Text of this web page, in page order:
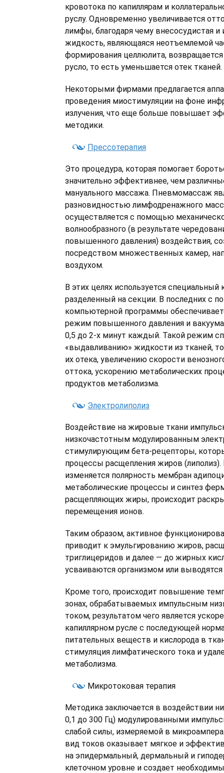
кровотока по капиллярам и
руслу. Одновременно увеличивается
лимфы, благодаря чему внесосудистая и
жидкость, являющаяся неотъемлемой
формирования целлюлита,
русло, то есть уменьшается отек тканей.
Некоторыми фирмами предлагается
проведения миостимуляции на фоне
излучения, что еще больше повышает
методики.
Прессотерапия
Это процедура, которая помогает
значительно эффективнее, чем
мануального массажа. Пневмомассаж
разновидностью лимфодренажного
осуществляется с помощью
волнообразного (в результате
повышенного давления) воздействия,
посредством множественных камер,
воздухом.
В этих целях используется
разделенный на секции. В последних с
компьютерной программы
режим повышенного давления и
0,5 до 2-х минут каждый. Такой режим
«выдавливанию» жидкости из тканей,
их отека, увеличению скорости
оттока, ускорению метаболических
продуктов метаболизма.
Электролиполиз
Воздействие на жировые ткани
низкочастотным модулированным
стимулирующим бета-рецепторы,
процессы расщепления жиров (липолиз).
изменяется полярность мембран
метаболические процессы и синтез
расщепляющих жиры, происходит
перемещения ионов.
Таким образом, активное
приводит к эмульгированию жиров,
триглицеридов и далее — до жирных
усваиваются организмом или
Кроме того, происходит повышение
зонах, обрабатываемых импульсным
током, результатом чего является
капиллярном русле с последующей
питательных веществ и кислорода в
стимуляция лимфатического тока и
метаболизма.
Микротоковая терапия
Методика заключается в воздействии
0,1 до 300 Гц) модулированными
слабой силы, измеряемой в
вид токов оказывает мягкое и
на эпидермальный, дермальный и
клеточном уровне и создает